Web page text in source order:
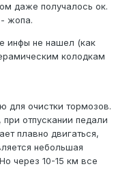
даже получалось ок.
- жопа.
инфы не нашел (как
колодкам
для очистки тормозов.
отпускании педали
плавно двигаться,
небольшая
через 10-15 км все